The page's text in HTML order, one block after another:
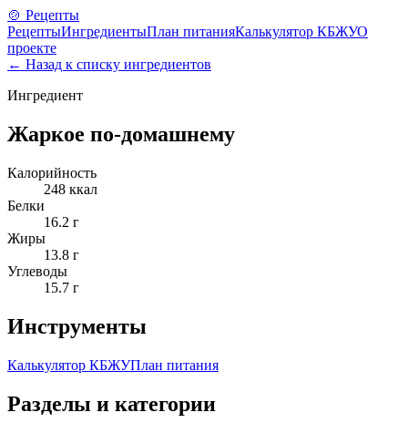
🍲 Рецепты
РецептыИнгредиентыПлан питанияКалькулятор КБЖУО
проекте
← Назад к списку ингредиентов
Ингредиент
Жаркое по-домашнему
Калорийность
248 ккал
Белки
16.2 г
Жиры
13.8 г
Углеводы
15.7 г
Инструменты
Калькулятор КБЖУПлан питания
Разделы и категории